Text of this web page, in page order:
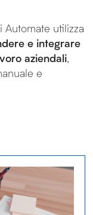
Automate utilizza
e integrare
aziendali,
e